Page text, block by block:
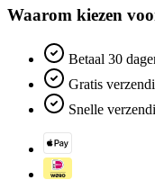
Waarom kiezen
Betaal 30
Gratis
Snelle